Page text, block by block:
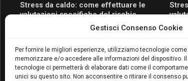
Gestisci Consenso Cookie
Per fornire le migliori esperienze, utilizziamo tecnologie come
memorizzare e/o accedere alle informazioni del dispositivo.
tecnologie ci permetterà di elaborare dati come il
unici su questo sito. Non acconsentire o ritirare il consenso
Stress da caldo: come effettuare le
valutazioni specifiche del rischio
attivo anche in Campania: scopri il Corso
Blumatica da 80 Ore per abilitarti!
Blumaticasu
Coordinatore della Sicurezza: cosa è